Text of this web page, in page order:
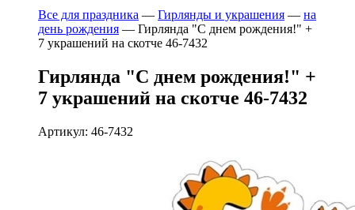
Все для праздника — Гирлянды и украшения — на
день рождения — Гирлянда "С днем рождения!" +
7 украшений на скотче 46-7432
Гирлянда "С днем рождения!" +
7 украшений на скотче 46-7432
Артикул: 46-7432